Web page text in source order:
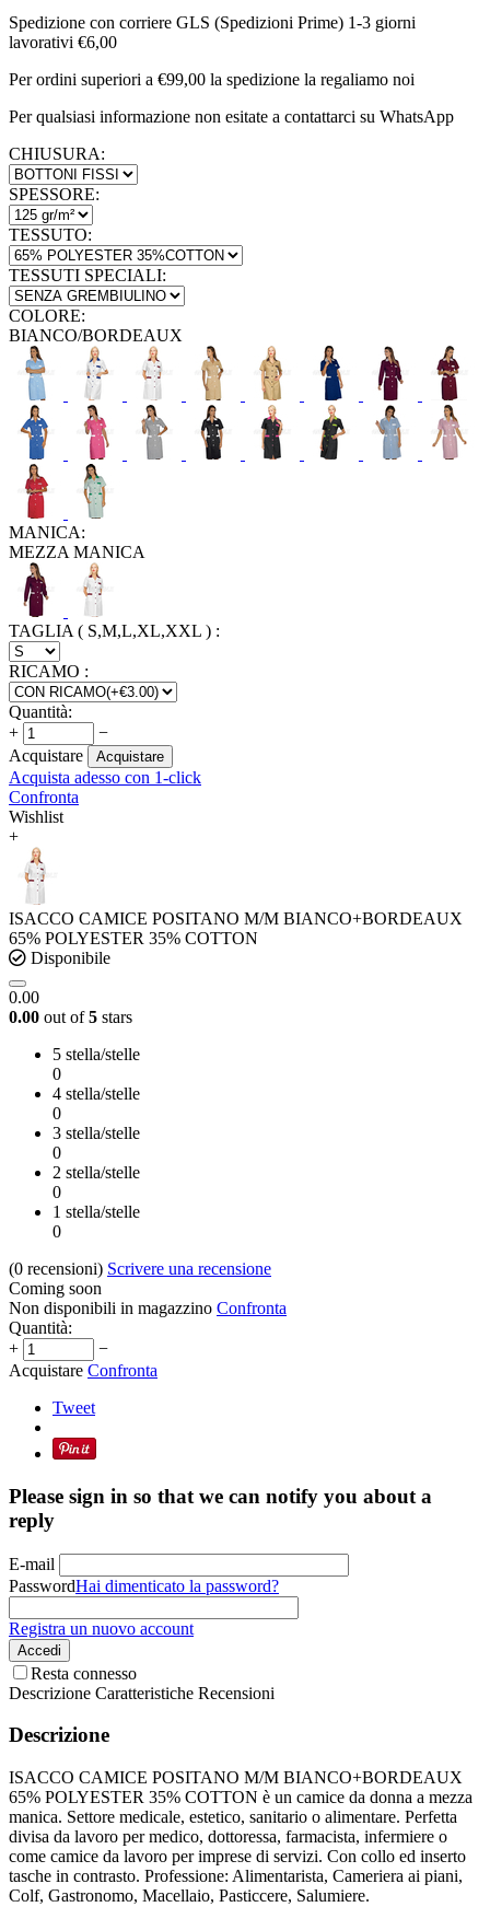
Spedizione con corriere GLS (Spedizioni Prime) 1-3 giorni
lavorativi €6,00
Per ordini superiori a €99,00 la spedizione la regaliamo noi
Per qualsiasi informazione non esitate a contattarci su WhatsApp
CHIUSURA:
SPESSORE:
TESSUTO:
TESSUTI SPECIALI:
COLORE:
BIANCO/BORDEAUX
MANICA:
MEZZA MANICA
TAGLIA ( S,M,L,XL,XXL ) :
RICAMO :
Quantità:
+
−
Acquistare
Acquistare
Acquista adesso con 1-click
Confronta
Wishlist
+
ISACCO CAMICE POSITANO M/M BIANCO+BORDEAUX
65% POLYESTER 35% COTTON
Disponibile
0.00
0.00 out of5 stars
5 stella/stelle
0
4 stella/stelle
0
3 stella/stelle
0
2 stella/stelle
0
1 stella/stelle
0
(0 recensioni) Scrivere una recensione
Coming soon
Non disponibili in magazzino Confronta
Quantità:
+
−
Acquistare Confronta
Tweet
Please sign in so that we can notify you about a
reply
E-mail
PasswordHai dimenticato la password?
Registra un nuovo account
Accedi
Resta connesso
Descrizione Caratteristiche Recensioni
Descrizione
ISACCO CAMICE POSITANO M/M BIANCO+BORDEAUX
65% POLYESTER 35% COTTON è un camice da donna a mezza
manica. Settore medicale, estetico, sanitario o alimentare. Perfetta
divisa da lavoro per medico, dottoressa, farmacista, infermiere o
come camice da lavoro per imprese di servizi. Con collo ed inserto
tasche in contrasto. Professione: Alimentarista, Cameriera ai piani,
Colf, Gastronomo, Macellaio, Pasticcere, Salumiere.